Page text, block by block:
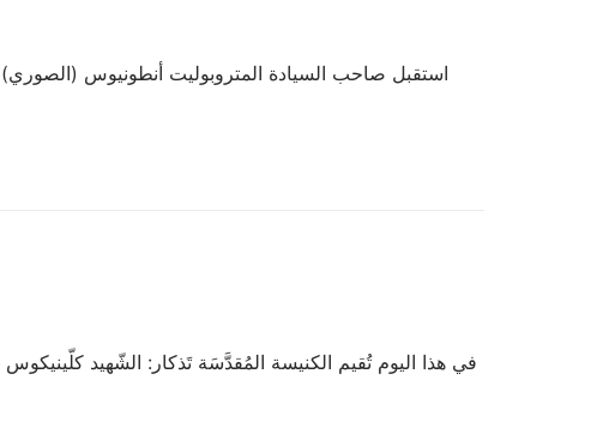
في هذا اليوم تُقيم الكنيسة المُقدَّسَة تَذكار: الشّهيد